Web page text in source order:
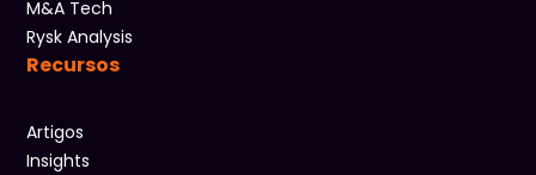
M&A Tech
Rysk Analysis
Recursos
Artigos
Insights